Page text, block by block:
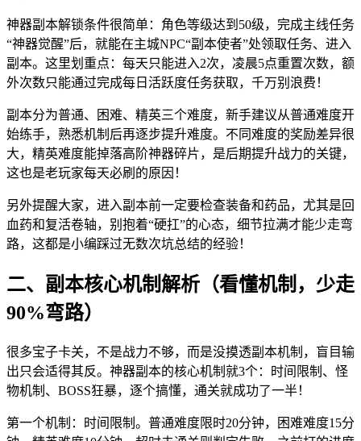
神器副本解锁条件很简单：角色等级达到50级，完成主线任务
“神器觉醒”后，就能在主城NPC“副本使者”处领取任务、进入
副本。这里划重点：每天只能进入2次，凌晨5点重置次数，额
外次数只能通过完成每日活跃度任务获取，千万别浪费！
副本分为普通、困难、精英三个难度，新手建议从普通难度开
始练手，熟悉机制后再逐步提升难度。不同难度的奖励差异很
大，精英难度能掉落高阶神器碎片，是后期提升战力的关键，
这也是老玩家每天必刷的原因！
另外提醒大家，进入副本前一定要检查装备和药品，尤其是回
血药和复活卷轴，别抱着“硬扛”的心态，细节拉满才能少走弯
路，这都是小编踩过无数次坑总结的经验！
二、副本核心机制解析（看懂机制，少走
90%弯路）
很多宝子卡关，不是战力不够，而是没摸透副本机制，盲目输
出只会适得其反。神器副本的核心机制就3个：时间限制、怪
物机制、BOSS狂暴，逐个搞懂，通关就成功了一半！
第一个机制：时间限制。普通难度限时20分钟，困难难度15分